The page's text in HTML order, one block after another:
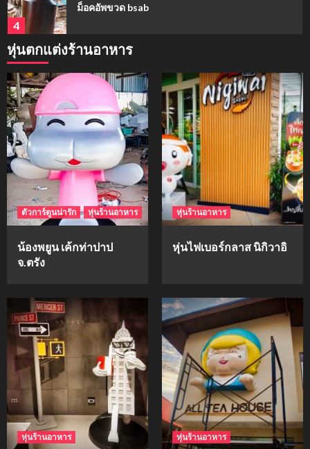
4
ม็อคอัพขวด bsab
5
ม็อคอัพน้ำมันวังว่าน
1
mockups
hi-q
2
mockups
ก้อนเนื้อทรงลูกบาสก์
3
mockups
soul young
4
mockups
ม็อคอัพขวด bsab
หุ่นตกแต่งร้านอาหาร
ตัวการ์ตูนน่ารัก หุ่นร้านอาหาร
น้องพยูน เค้กท่าปาป
จ.ตรัง
หุ่นร้านอาหาร
หุ่นไฟเบอร์กลาส นิกิวาอิ
หุ่นร้านอาหาร หุ่นร้านอาหาร